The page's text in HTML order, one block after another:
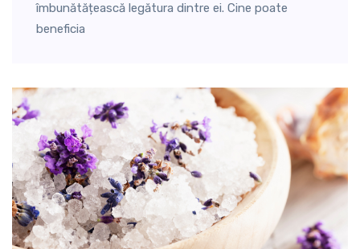
îmbunătățească legătura dintre ei. Cine poate
beneficia